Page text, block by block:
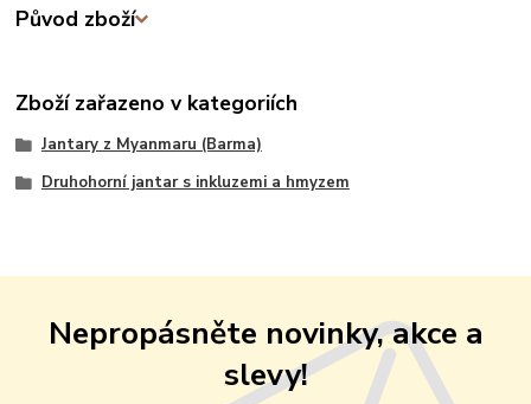
Původ zboží
Zboží zařazeno v kategoriích
Jantary z Myanmaru (Barma)
Druhohorní jantar s inkluzemi a hmyzem
Nepropásněte novinky, akce a
slevy!